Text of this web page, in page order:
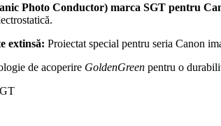
Photo Conductor) marca SGT pentru
extinsă: Proiectat special pentru seria Canon
de acoperire GoldenGreen pentru o